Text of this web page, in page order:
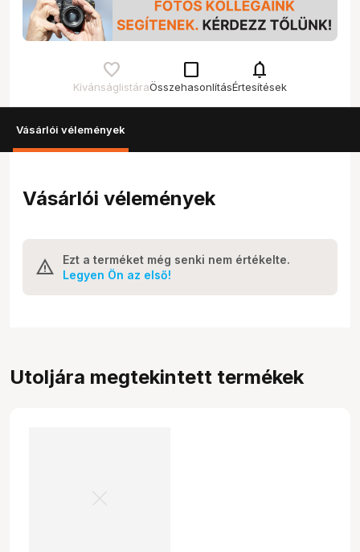
Kívánságlistára
check_box_outline_blank
Összehasonlítás
notifications
Értesítések
Vásárlói vélemények
Vásárlói vélemények
Ezt a terméket még senki nem értékelte.
Legyen Ön az első!
Utoljára megtekintett termékek